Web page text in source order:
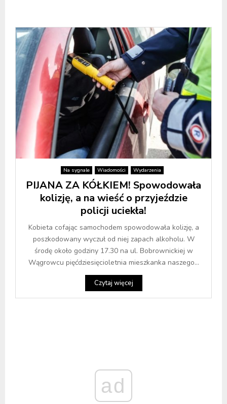
Na sygnale Wiadomości Wydarzenia
PIJANA ZA KÓŁKIEM! Spowodowała
kolizję, a na wieść o przyjeździe
policji uciekła!
Kobieta cofając samochodem spowodowała kolizję, a
poszkodowany wyczuł od niej zapach alkoholu. W
środę około godziny 17.30 na ul. Bobrownickiej w
Wągrowcu pięćdziesięcioletnia mieszkanka naszego...
Czytaj więcej
ad